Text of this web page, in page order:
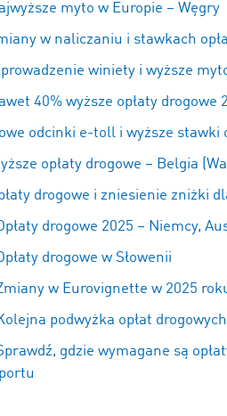
myto w Europie – Węgry
w naliczaniu i stawkach
winiety i wyższe
40% wyższe opłaty drogowe
odcinki e-toll i wyższe stawki
opłaty drogowe – Belgia
drogowe i zniesienie zniżki
drogowe 2025 – Niemcy,
drogowe w Słowenii
w Eurovignette w 2025
podwyżka opłat
gdzie wymagane są